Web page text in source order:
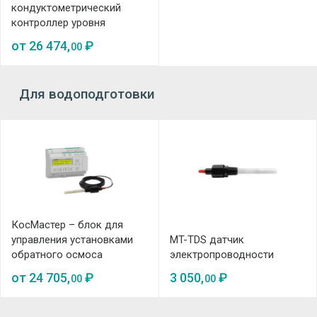
кондуктометрический
контроллер уровня
от 26 474,00 ₽
Для водоподготовки
КосМастер – блок для
управления установками
обратного осмоса
от 24 705,00 ₽
MT-TDS датчик
электропроводности
3 050,00₽